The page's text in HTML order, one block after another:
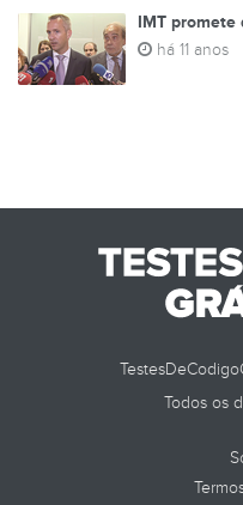
IMT promete
há 11 anos
Todos os